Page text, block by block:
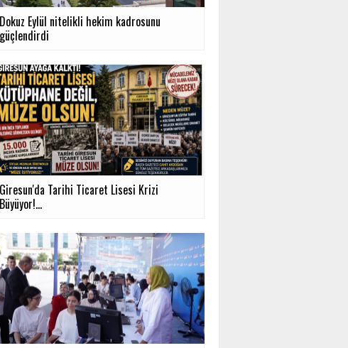
Dokuz Eylül nitelikli hekim kadrosunu
güçlendirdi
Giresun'da Tarihi Ticaret Lisesi Krizi
Büyüyor!...